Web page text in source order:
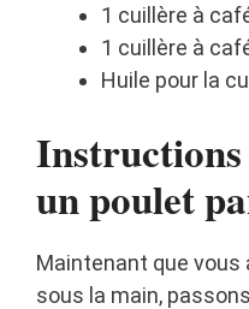
1 cuillère à
1 cuillère à
Huile pour la
un poulet
Maintenant que
sous la main,